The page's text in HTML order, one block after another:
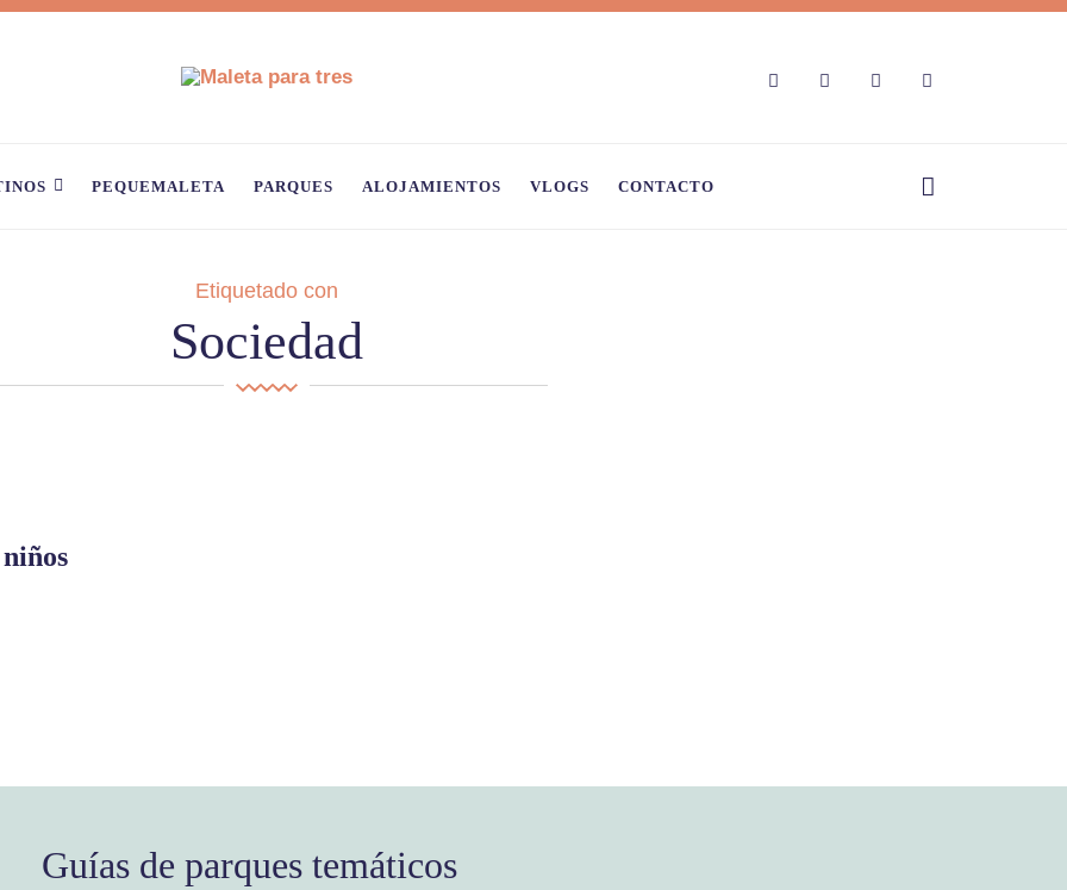
PEQUEMALETA PARQUES ALOJAMIENTOS VLOGS CONTACTO
Etiquetado con
Sociedad
Guías de parques temáticos